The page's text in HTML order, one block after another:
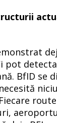
pot
BfID se